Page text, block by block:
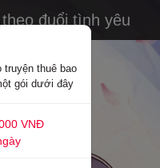
đuổi tình yêu
thuê bao
gói dưới đây
VNĐ